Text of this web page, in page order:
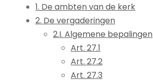
1. De ambten van de kerk
2. De vergaderingen
2.I. Algemene bepalingen
Art. 27.1
Art. 27.2
Art. 27.3